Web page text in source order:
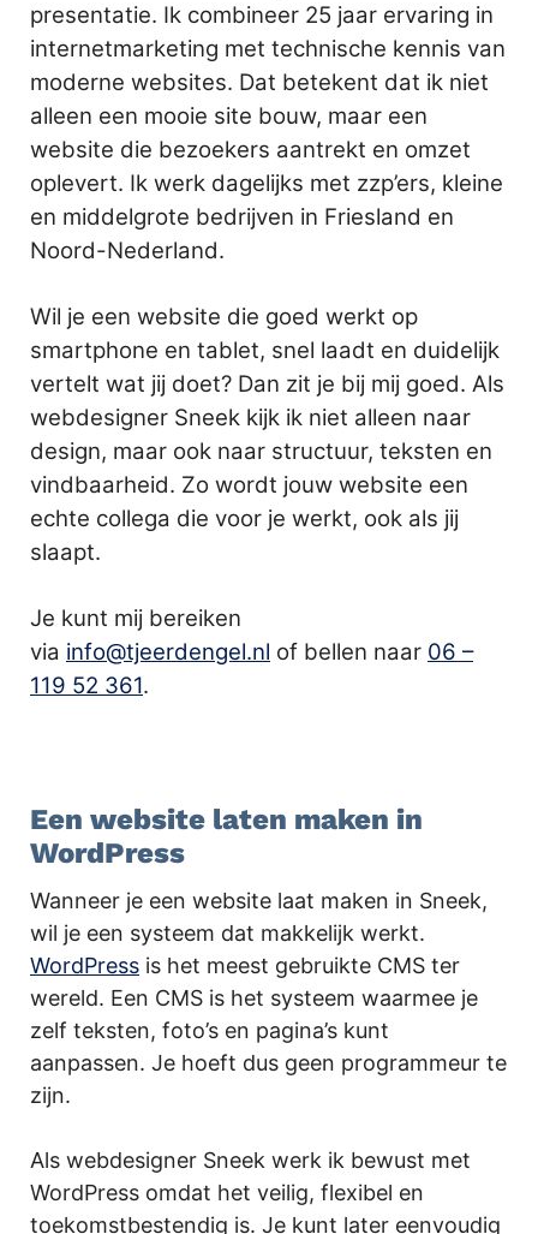
presentatie. Ik combineer 25 jaar ervaring in
internetmarketing met technische kennis van
moderne websites. Dat betekent dat ik niet
alleen een mooie site bouw, maar een
website die bezoekers aantrekt en omzet
oplevert. Ik werk dagelijks met zzp’ers, kleine
en middelgrote bedrijven in Friesland en
Noord-Nederland.
Wil je een website die goed werkt op
smartphone en tablet, snel laadt en duidelijk
vertelt wat jij doet? Dan zit je bij mij goed. Als
webdesigner Sneek kijk ik niet alleen naar
design, maar ook naar structuur, teksten en
vindbaarheid. Zo wordt jouw website een
echte collega die voor je werkt, ook als jij
slaapt.
Je kunt mij bereiken
via info@tjeerdengel.nl of bellen naar 06 –
119 52 361.
Een website laten maken in
WordPress
Wanneer je een website laat maken in Sneek,
wil je een systeem dat makkelijk werkt.
WordPress is het meest gebruikte CMS ter
wereld. Een CMS is het systeem waarmee je
zelf teksten, foto’s en pagina’s kunt
aanpassen. Je hoeft dus geen programmeur te
zijn.
Als webdesigner Sneek werk ik bewust met
WordPress omdat het veilig, flexibel en
toekomstbestendig is. Je kunt later eenvoudig